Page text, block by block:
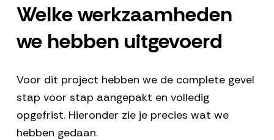
Welke werkzaamheden
we hebben uitgevoerd
Voor dit project hebben we de complete gevel
stap voor stap aangepakt en volledig
opgefrist. Hieronder zie je precies wat we
hebben gedaan.